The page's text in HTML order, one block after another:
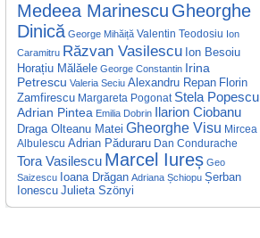
Medeea Marinescu Gheorghe
Dinică George Mihăiță Valentin Teodosiu Ion
Caramitru Răzvan Vasilescu Ion Besoiu
Horațiu Mălăele George Constantin Irina
Petrescu Valeria Seciu Alexandru Repan Florin
Zamfirescu Margareta Pogonat Stela Popescu
Adrian Pintea Emilia Dobrin Ilarion Ciobanu
Draga Olteanu Matei Gheorghe Visu Mircea
Albulescu Adrian Păduraru Dan Condurache
Tora Vasilescu Marcel Iureș Geo
Saizescu Ioana Drăgan Adriana Șchiopu Șerban
Ionescu Julieta Szönyi